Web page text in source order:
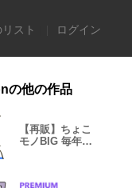
スト ログイン
の他の作品
【再販】ちょこ
モノBIG 毎年使